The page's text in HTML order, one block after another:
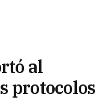
al
protocolos